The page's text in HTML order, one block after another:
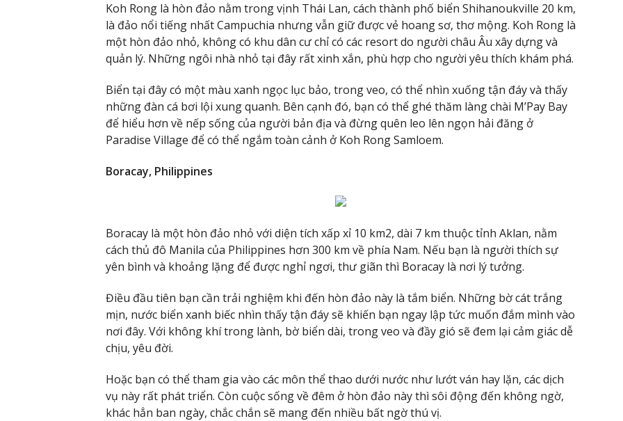
Koh Rong là hòn đảo nằm trong vịnh Thái Lan, cách thành phố biển Shihanoukville 20 km,
là đảo nổi tiếng nhất Campuchia nhưng vẫn giữ được vẻ hoang sơ, thơ mộng. Koh Rong là
một hòn đảo nhỏ, không có khu dân cư chỉ có các resort do người châu Âu xây dựng và
quản lý. Những ngôi nhà nhỏ tại đây rất xinh xắn, phù hợp cho người yêu thích khám phá.
Biển tại đây có một màu xanh ngọc lục bảo, trong veo, có thể nhìn xuống tận đáy và thấy
những đàn cá bơi lội xung quanh. Bên cạnh đó, bạn có thể ghé thăm làng chài M’Pay Bay
để hiểu hơn về nếp sống của người bản địa và đừng quên leo lên ngọn hải đăng ở
Paradise Village để có thể ngắm toàn cảnh ở Koh Rong Samloem.
Boracay, Philippines
Boracay là một hòn đảo nhỏ với diện tích xấp xỉ 10 km2, dài 7 km thuộc tỉnh Aklan, nằm
cách thủ đô Manila của Philippines hơn 300 km về phía Nam. Nếu bạn là người thích sự
yên bình và khoảng lặng để được nghỉ ngơi, thư giãn thì Boracay là nơi lý tưởng.
Điều đầu tiên bạn cần trải nghiệm khi đến hòn đảo này là tắm biển. Những bờ cát trắng
mịn, nước biển xanh biếc nhìn thấy tận đáy sẽ khiến bạn ngay lập tức muốn đắm mình vào
nơi đây. Với không khí trong lành, bờ biển dài, trong veo và đầy gió sẽ đem lại cảm giác dễ
chịu, yêu đời.
Hoặc bạn có thể tham gia vào các môn thể thao dưới nước như lướt ván hay lặn, các dịch
vụ này rất phát triển. Còn cuộc sống về đêm ở hòn đảo này thì sôi động đến không ngờ,
khác hẳn ban ngày, chắc chắn sẽ mang đến nhiều bất ngờ thú vị.